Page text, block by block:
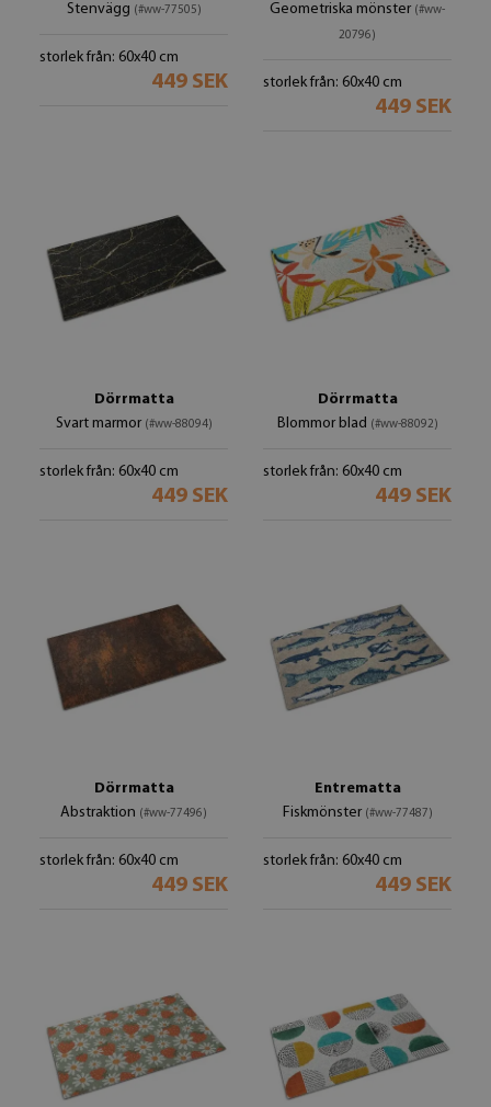
Stenvägg (#ww-77505)
storlek från: 60x40 cm
449 SEK
Geometriska mönster (#ww-
20796)
storlek från: 60x40 cm
449 SEK
Dörrmatta
Svart marmor (#ww-88094)
storlek från: 60x40 cm
449 SEK
Dörrmatta
Blommor blad (#ww-88092)
storlek från: 60x40 cm
449 SEK
Dörrmatta
Abstraktion (#ww-77496)
storlek från: 60x40 cm
449 SEK
Entrematta
Fiskmönster (#ww-77487)
storlek från: 60x40 cm
449 SEK